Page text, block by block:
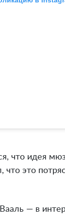
что идея
это
— в